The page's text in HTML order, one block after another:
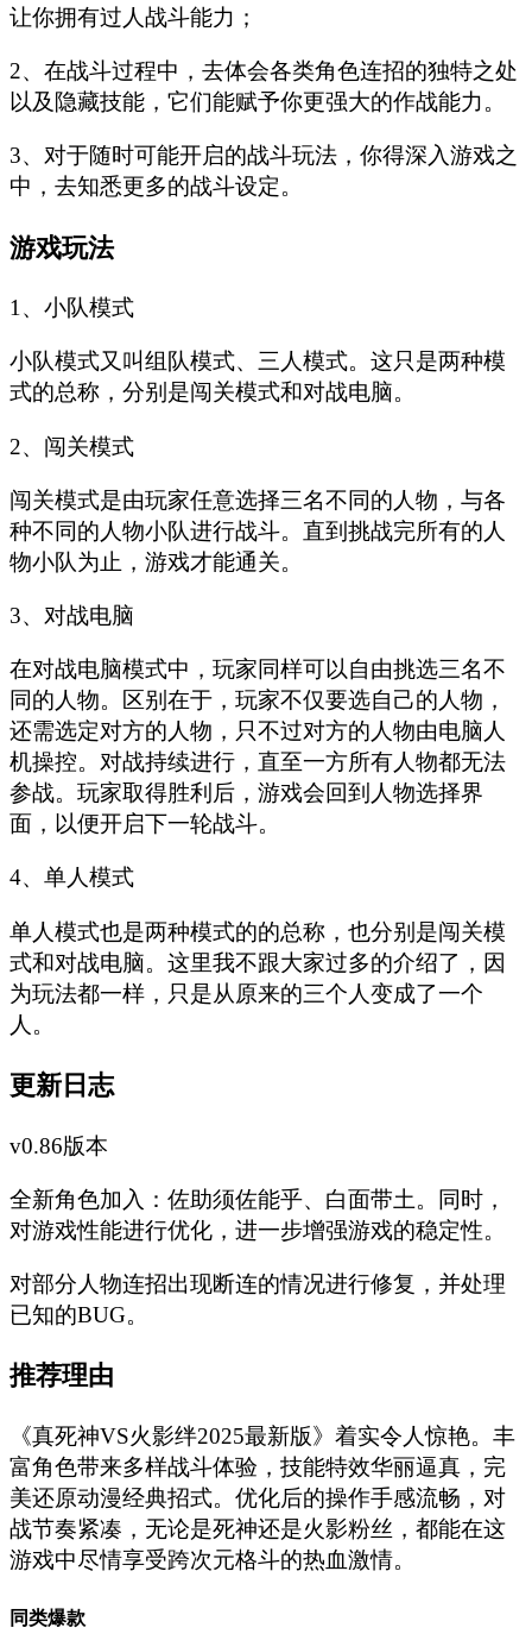
让你拥有过人战斗能力；
2、在战斗过程中，去体会各类角色连招的独特之处
以及隐藏技能，它们能赋予你更强大的作战能力。
3、对于随时可能开启的战斗玩法，你得深入游戏之
中，去知悉更多的战斗设定。
游戏玩法
1、小队模式
小队模式又叫组队模式、三人模式。这只是两种模
式的总称，分别是闯关模式和对战电脑。
2、闯关模式
闯关模式是由玩家任意选择三名不同的人物，与各
种不同的人物小队进行战斗。直到挑战完所有的人
物小队为止，游戏才能通关。
3、对战电脑
在对战电脑模式中，玩家同样可以自由挑选三名不
同的人物。区别在于，玩家不仅要选自己的人物，
还需选定对方的人物，只不过对方的人物由电脑人
机操控。对战持续进行，直至一方所有人物都无法
参战。玩家取得胜利后，游戏会回到人物选择界
面，以便开启下一轮战斗。
4、单人模式
单人模式也是两种模式的的总称，也分别是闯关模
式和对战电脑。这里我不跟大家过多的介绍了，因
为玩法都一样，只是从原来的三个人变成了一个
人。
更新日志
v0.86版本
全新角色加入：佐助须佐能乎、白面带土。同时，
对游戏性能进行优化，进一步增强游戏的稳定性。
对部分人物连招出现断连的情况进行修复，并处理
已知的BUG。
推荐理由
《真死神VS火影绊2025最新版》着实令人惊艳。丰
富角色带来多样战斗体验，技能特效华丽逼真，完
美还原动漫经典招式。优化后的操作手感流畅，对
战节奏紧凑，无论是死神还是火影粉丝，都能在这
游戏中尽情享受跨次元格斗的热血激情。
同类爆款